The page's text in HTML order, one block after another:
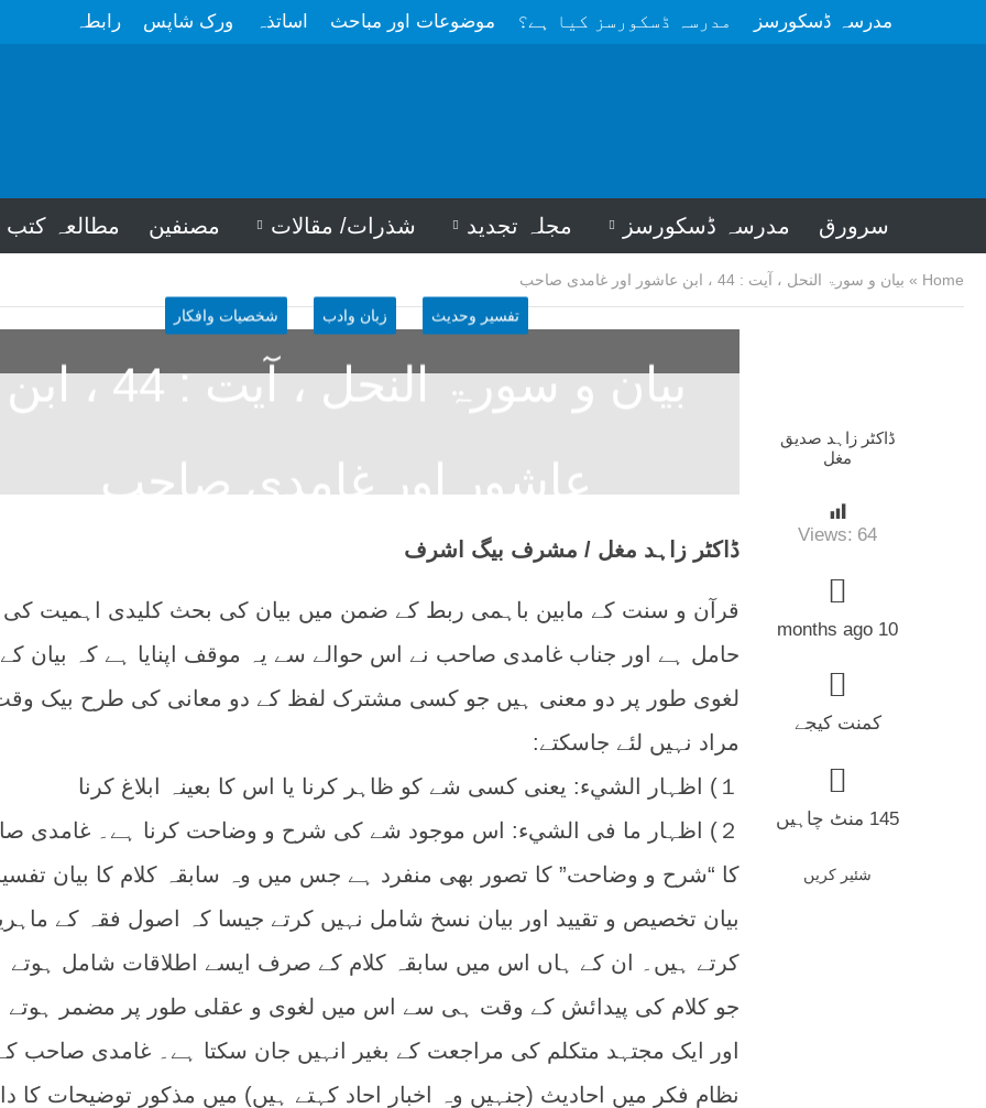
مدرسہ ڈسکورسز مدرسہ ڈسکورسز کیا ہے؟ موضوعات اور مباحث اساتذہ ورک شاپس رابطہ
سرورق مدرسہ ڈسکورسز مجلہ تجدید شذرات/ مقالات مصنفین مطالعہ کتب
Home
» بیان و سورۃ النحل ، آیت : 44 ، ابن عاشور اور غامدی صاحب
ڈاکٹر زاہد صدیق
مغل
Views: 64
10 months ago
کمنت کیجے
145 منٹ چاہیں
شئیر کریں
تفسیر وحدیث زبان وادب شخصیات وافکار
بیان و سورۃ النحل ، آیت : 44 ، ابن
عاشور اور غامدی صاحب
ڈاکٹر زاہد مغل / مشرف بیگ اشرف
قرآن و سنت کے مابین باہمی ربط کے ضمن میں بیان کی بحث کلیدی اہمیت کی
حامل ہے اور جناب غامدی صاحب نے اس حوالے سے یہ موقف اپنایا ہے کہ بیان کے
لغوی طور پر دو معنی ہیں جو کسی مشترک لفظ کے دو معانی کی طرح بیک
مراد نہیں لئے جاسکتے:
１) اظہار الشيء: یعنی کسی شے کو ظاہر کرنا یا اس کا بعینہ ابلاغ کرنا
２) اظہار ما فی الشيء: اس موجود شے کی شرح و وضاحت کرنا ہے۔ غامدی
کا “شرح و وضاحت” کا تصور بھی منفرد ہے جس میں وہ سابقہ کلام کا بیان
بیان تخصیص و تقیید اور بیان نسخ شامل نہیں کرتے جیسا کہ اصول فقہ کے
کرتے ہیں۔ ان کے ہاں اس میں سابقہ کلام کے صرف ایسے اطلاقات شامل ہوتے
جو کلام کی پیدائش کے وقت ہی سے اس میں لغوی و عقلی طور پر مضمر ہوتے
اور ایک مجتہد متکلم کی مراجعت کے بغیر انہیں جان سکتا ہے۔ غامدی صاحب
نظام فکر میں احادیث (جنہیں وہ اخبار احاد کہتے ہیں) میں مذکور توضیحات کا